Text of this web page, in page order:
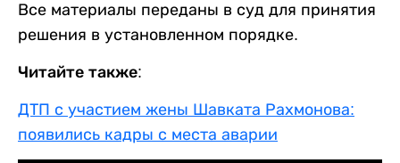
Все материалы переданы в суд для принятия
решения в установленном порядке.
Читайте также:
ДТП с участием жены Шавката Рахмонова:
появились кадры с места аварии